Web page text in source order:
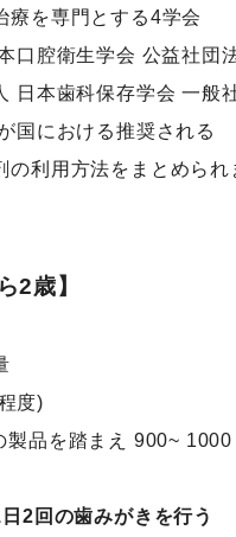
療を専門とする4学会
口腔衛生学会 公益社団
日本歯科保存学会 一般
国における推奨される
の利用方法をまとめられ
2歳】
度)
製品を踏まえ 900~
2回の歯みがきを行う